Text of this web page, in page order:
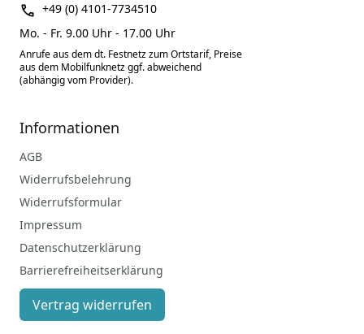
+49 (0) 4101-7734510
Mo. - Fr. 9.00 Uhr - 17.00 Uhr
Anrufe aus dem dt. Festnetz zum Ortstarif, Preise
aus dem Mobilfunknetz ggf. abweichend
(abhängig vom Provider).
Informationen
AGB
Widerrufsbelehrung
Widerrufsformular
Impressum
Datenschutzerklärung
Barrierefreiheitserklärung
Vertrag widerrufen